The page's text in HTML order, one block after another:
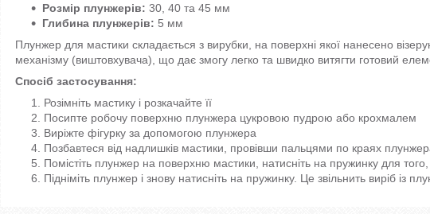
Розмір плунжерів: 30, 40 та 45 мм
Глибина плунжерів: 5 мм
Плунжер для мастики складається з вирубки, на поверхні якої нанесено
механізму (виштовхувача), що дає змогу легко та швидко витягти готовий
Спосіб застосування:
Розімніть мастику і розкачайте її
Посипте робочу поверхню плунжера цукровою пудрою або крохмалем
Виріжте фігурку за допомогою плунжера
Позбавтеся від надлишків мастики, провівши пальцями по краях
Помістіть плунжер на поверхню мастики, натисніть на пружинку для
Підніміть плунжер і знову натисніть на пружинку. Це звільнить виріб із